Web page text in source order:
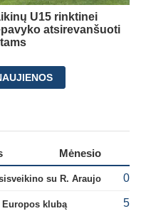
U15 rinktinei
atsirevanšuoti
Mėnesio
su R. Araujo 0
klubą 5